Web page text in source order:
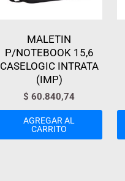
MALETIN
P/NOTEBOOK 15,6
CASELOGIC INTRATA
(IMP)
$ 60.840,74
AGREGAR AL
CARRITO